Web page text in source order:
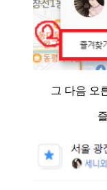
그 다음 오